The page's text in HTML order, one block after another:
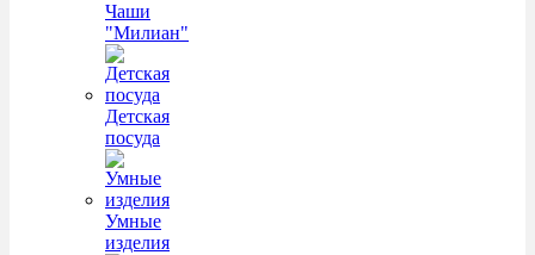
Чаши
"Милиан"
Детская
посуда
Умные
изделия